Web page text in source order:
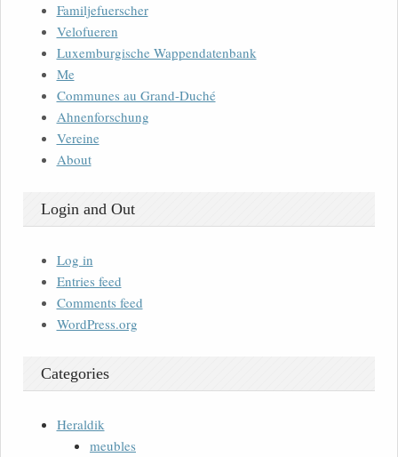
Familjefuerscher
Velofueren
Luxemburgische Wappendatenbank
Me
Communes au Grand-Duché
Ahnenforschung
Vereine
About
Login and Out
Log in
Entries feed
Comments feed
WordPress.org
Categories
Heraldik
meubles